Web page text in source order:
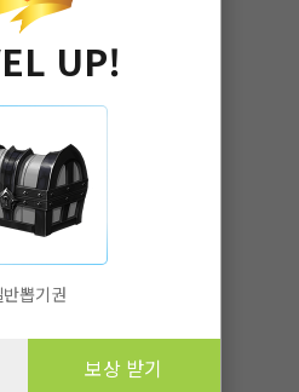
손을 뒤로 숨겼다.
멀었고.....”
이에요.”
UP!
반뽑기권
보상 받기